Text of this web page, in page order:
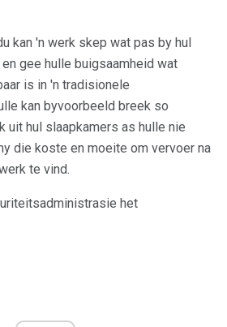
kan 'n werk skep wat pas by hul
gee hulle buigsaamheid wat
is in 'n tradisionele
kan byvoorbeeld breek so
uit hul slaapkamers as hulle nie
die koste en moeite om vervoer na
te vind.
het